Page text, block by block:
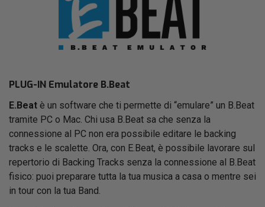
PLUG-IN Emulatore B.Beat
E.Beat è un software che ti permette di “emulare” un B.Beat
tramite PC o Mac. Chi usa B.Beat sa che senza la
connessione al PC non era possibile editare le backing
tracks e le scalette. Ora, con E.Beat, è possibile lavorare sul
repertorio di Backing Tracks senza la connessione al B.Beat
fisico: puoi preparare tutta la tua musica a casa o mentre sei
in tour con la tua Band.